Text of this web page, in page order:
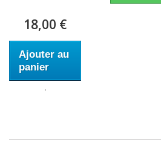
18,00 €
Ajouter au
panier